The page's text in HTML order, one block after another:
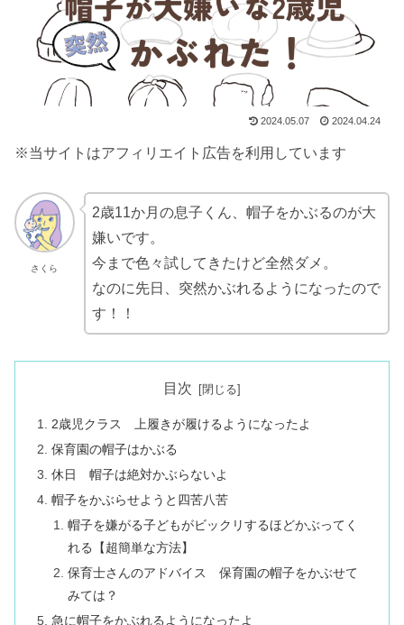
2024.05.07 2024.04.24
※当サイトはアフィリエイト広告を利用しています
さくら
2歳11か月の息子くん、帽子をかぶるのが大
嫌いです。
今まで色々試してきたけど全然ダメ。
なのに先日、突然かぶれるようになったので
す！！
目次
2歳児クラス 上履きが履けるようになったよ
保育園の帽子はかぶる
休日 帽子は絶対かぶらないよ
帽子をかぶらせようと四苦八苦
帽子を嫌がる子どもがビックリするほどかぶってく
れる【超簡単な方法】
保育士さんのアドバイス 保育園の帽子をかぶせて
みては？
急に帽子をかぶれるようになったよ